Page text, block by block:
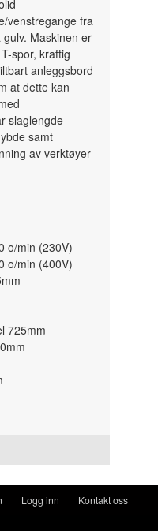
venstregange fra
Maskinen er
spor, kraftig
anleggsbord
at dette kan
slaglengde-
samt
av verktøyer
o/min (230V)
o/min (400V)
725mm
Logg inn Kontakt oss